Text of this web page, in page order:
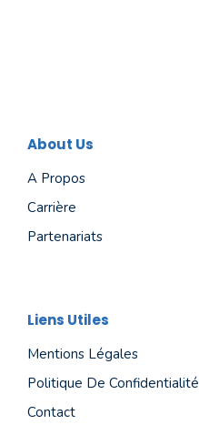
About Us
A Propos
Carrière
Partenariats
Liens Utiles
Mentions Légales
Politique De Confidentialité
Contact